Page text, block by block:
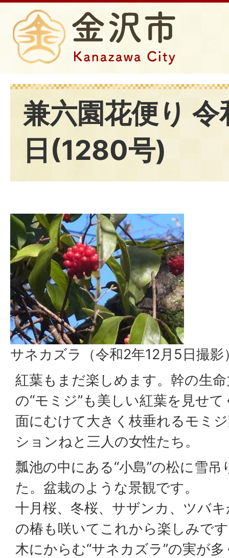
兼六園花便り
日(1280号)
サネカズラ（令和2年12月5日撮影
紅葉もまだ楽しめます。幹の生
の“モミジ”も美しい紅葉を見せ
面にむけて大きく枝垂れるモミ
ションねと三人の女性たち。
瓢池の中にある“小島”の松に雪
た。盆栽のような景観です。
十月桜、冬桜、サザンカ、ツバ
の椿も咲いてこれから楽しみで
木にからむ“サネカズラ”の実が